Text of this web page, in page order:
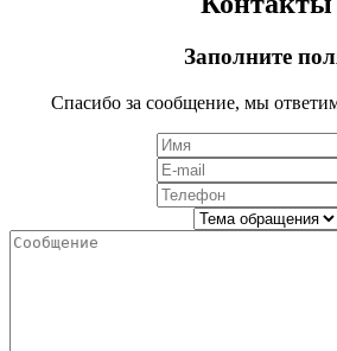
Заполните
Спасибо за сообщение, мы